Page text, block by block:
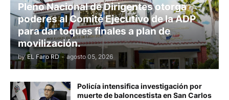
Pleno Nacional de Dirigentes otorga
poderes al Comité Ejecutivo de la ADP
para dar toques finales a plan de
movilización.
by EL Faro RD - agosto 05, 2026
Policía intensifica investigación por
muerte de baloncestista en San Carlos